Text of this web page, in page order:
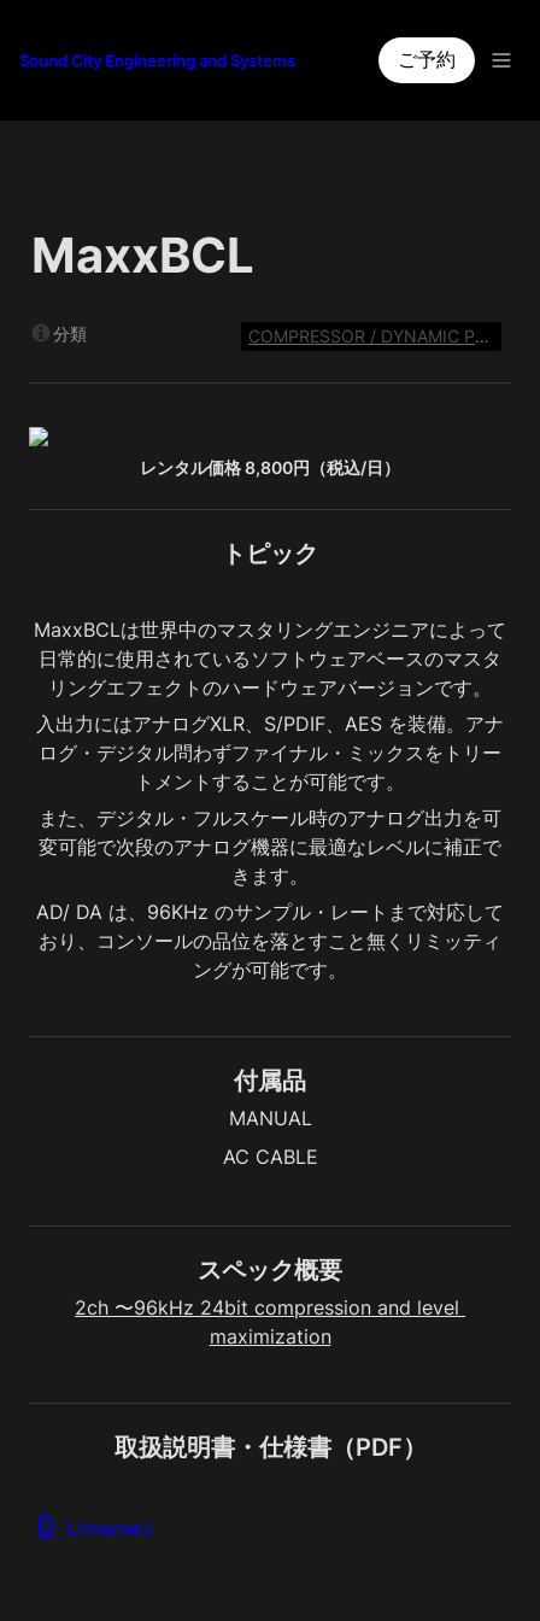
Sound City Engineering and Systems ご予約
MaxxBCL
分類 COMPRESSOR / DYNAMIC PROCESSOR
レンタル価格 8,800円（税込/日）
トピック
MaxxBCLは世界中のマスタリングエンジニアによって
日常的に使用されているソフトウェアベースのマスタ
リングエフェクトのハードウェアバージョンです。
入出力にはアナログXLR、S/PDIF、AES を装備。アナ
ログ・デジタル問わずファイナル・ミックスをトリー
トメントすることが可能です。
また、デジタル・フルスケール時のアナログ出力を可
変可能で次段のアナログ機器に最適なレベルに補正で
きます。
AD/ DA は、96KHz のサンプル・レートまで対応して
おり、コンソールの品位を落とすこと無くリミッティ
ングが可能です。
付属品
MANUAL
AC CABLE
スペック概要
2ch 〜96kHz 24bit compression and level
maximization
取扱説明書・仕様書（PDF）
Unnamed